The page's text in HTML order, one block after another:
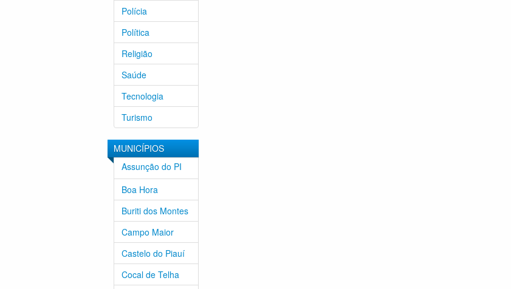
Polícia
Política
Religião
Saúde
Tecnologia
Turismo
MUNICÍPIOS
Assunção do PI
Boa Hora
Buriti dos Montes
Campo Maior
Castelo do Piauí
Cocal de Telha